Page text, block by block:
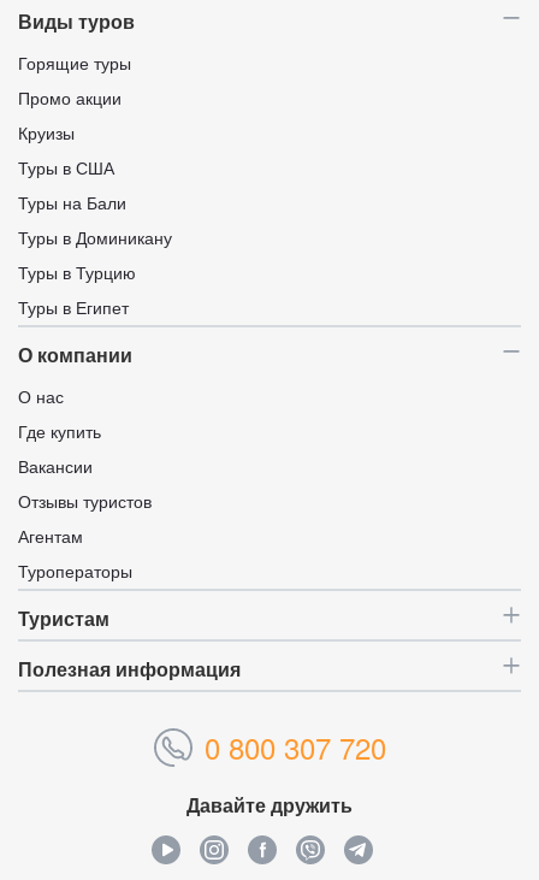
Виды туров
Горящие туры
Промо акции
Круизы
Туры в США
Туры на Бали
Туры в Доминикану
Туры в Турцию
Туры в Египет
О компании
О нас
Где купить
Вакансии
Отзывы туристов
Агентам
Туроператоры
Туристам
Полезная информация
0 800 307 720
Давайте дружить